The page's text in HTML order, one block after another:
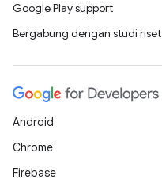
Google Play support
Bergabung dengan studi riset
Android
Chrome
Firebase